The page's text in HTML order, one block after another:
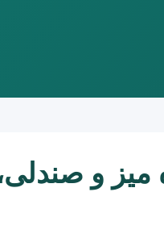
میز و